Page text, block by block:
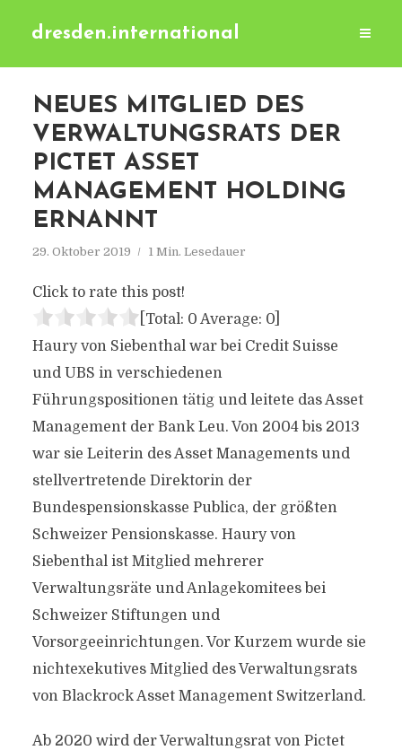
dresden.international
NEUES MITGLIED DES
VERWALTUNGSRATS DER
PICTET ASSET
MANAGEMENT HOLDING
ERNANNT
29. Oktober 2019 1 Min. Lesedauer
Click to rate this post!
[Total: 0 Average: 0]
Haury von Siebenthal war bei Credit Suisse
und UBS in verschiedenen
Führungspositionen tätig und leitete das Asset
Management der Bank Leu. Von 2004 bis 2013
war sie Leiterin des Asset Managements und
stellvertretende Direktorin der
Bundespensionskasse Publica, der größten
Schweizer Pensionskasse. Haury von
Siebenthal ist Mitglied mehrerer
Verwaltungsräte und Anlagekomitees bei
Schweizer Stiftungen und
Vorsorgeeinrichtungen. Vor Kurzem wurde sie
nichtexekutives Mitglied des Verwaltungsrats
von Blackrock Asset Management Switzerland.
Ab 2020 wird der Verwaltungsrat von Pictet